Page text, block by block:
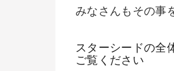
みなさんもその事
スターシードの全
ご覧ください